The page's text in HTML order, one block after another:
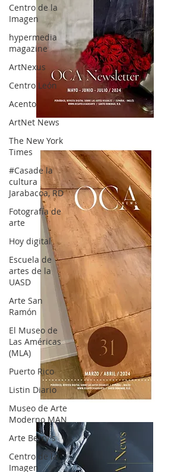
Centro de la
Imagen
hypermedia
magazine
ArtNexus
Centro León
Acento
ArtNet News
The New York
Times
#Casade la
cultura
Jarabacoa, RD
Fotografía de
arte
Hoy digital
Escuela de
artes de la
UASD
Arte San
Ramón
El Museo de
Las Américas
(MLA)
Puerto Rico
Listin Diario
Museo de Arte
Moderno MAN
Arte Berry's
Centro de la
Imagen
OCA|News 32/ Mayo-Junio-Julio, 2023
OCA|News 31 / Marzo-Abril / 2024